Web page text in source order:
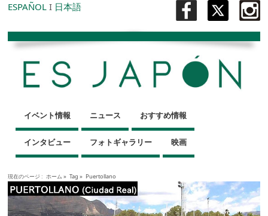
ESPAÑOL I 日本語
イベント情報 ニュース おすすめ情報
インタビュー フォトギャラリー 映画
現在のページ : ホーム » Tag » Puertollano